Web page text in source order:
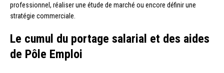
professionnel, réaliser une étude de marché ou encore définir une
stratégie commerciale.
Le cumul du portage salarial et des aides
de Pôle Emploi